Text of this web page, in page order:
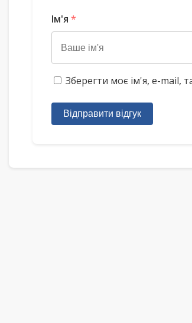
Ім'я *
Зберегти моє ім'я, e-mail,
Відправити відгук